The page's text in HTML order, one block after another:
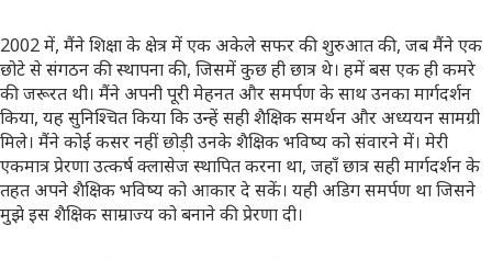
2002 में, मैंने शिक्षा के क्षेत्र में एक अकेले सफर की शुरुआत की, जब मैंने एक
छोटे से संगठन की स्थापना की, जिसमें कुछ ही छात्र थे। हमें बस एक ही कमरे
की जरूरत थी। मैंने अपनी पूरी मेहनत और समर्पण के साथ उनका मार्गदर्शन
किया, यह सुनिश्चित किया कि उन्हें सही शैक्षिक समर्थन और अध्ययन सामग्री
मिले। मैंने कोई कसर नहीं छोड़ी उनके शैक्षिक भविष्य को संवारने में। मेरी
एकमात्र प्रेरणा उत्कर्ष क्लासेज स्थापित करना था, जहाँ छात्र सही मार्गदर्शन के
तहत अपने शैक्षिक भविष्य को आकार दे सकें। यही अडिग समर्पण था जिसने
मुझे इस शैक्षिक साम्राज्य को बनाने की प्रेरणा दी।